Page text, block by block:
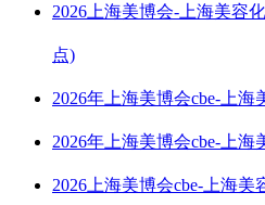
2026上海美博会-上海美容
点)
2026年上海美博会cbe-上
2026年上海美博会cbe-上
2026上海美博会cbe-上海美